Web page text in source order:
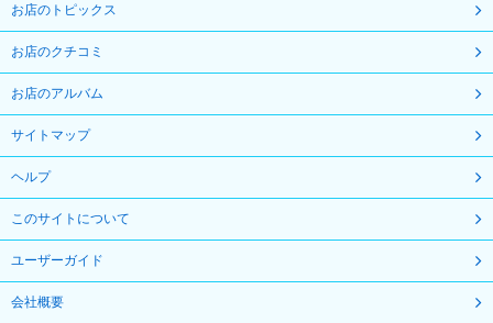
お店のトピックス
お店のクチコミ
お店のアルバム
サイトマップ
ヘルプ
このサイトについて
ユーザーガイド
会社概要